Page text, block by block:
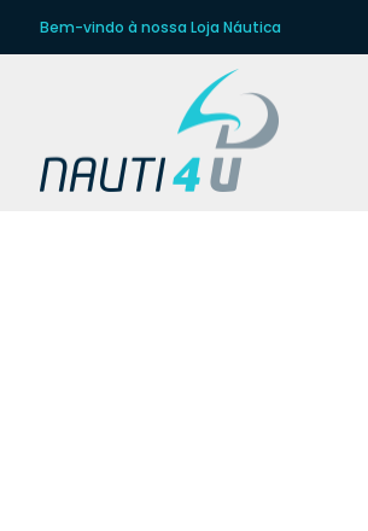
Bem-vindo à nossa Loja Náutica